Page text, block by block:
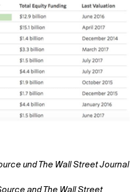
und The Wall Street Journal
and The Wall Street